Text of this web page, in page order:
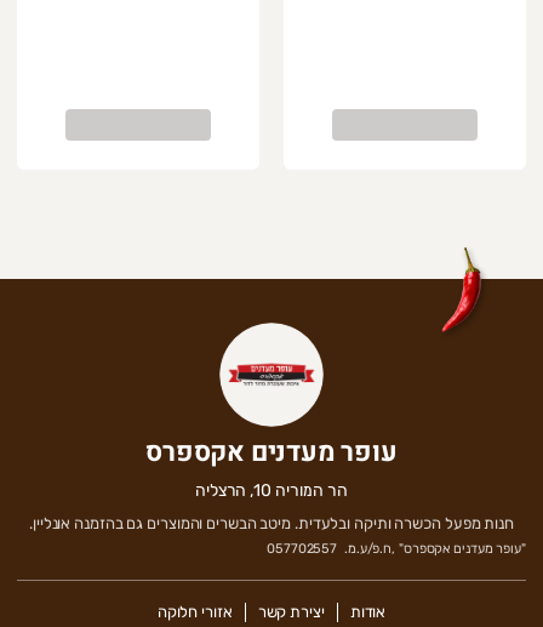
עופר מעדנים אקספרס
הר המוריה 10, הרצליה
חנות מפעל הכשרה ותיקה ובלעדית. מיטב הבשרים והמוצרים גם בהזמנה אונליין.
"עופר מעדנים אקספרס" ,ח.פ/ע.מ. 057702557
אודות יצירת קשר אזורי חלוקה